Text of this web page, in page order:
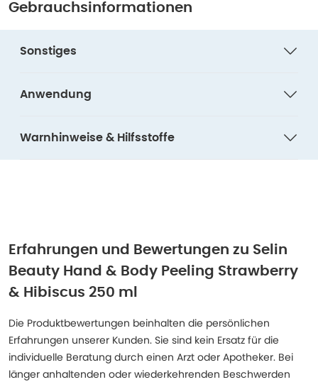
Gebrauchsinformationen
Sonstiges
Anwendung
Warnhinweise & Hilfsstoffe
Erfahrungen und Bewertungen zu Selin
Beauty Hand & Body Peeling Strawberry
& Hibiscus 250 ml
Die Produktbewertungen beinhalten die persönlichen
Erfahrungen unserer Kunden. Sie sind kein Ersatz für die
individuelle Beratung durch einen Arzt oder Apotheker. Bei
länger anhaltenden oder wiederkehrenden Beschwerden